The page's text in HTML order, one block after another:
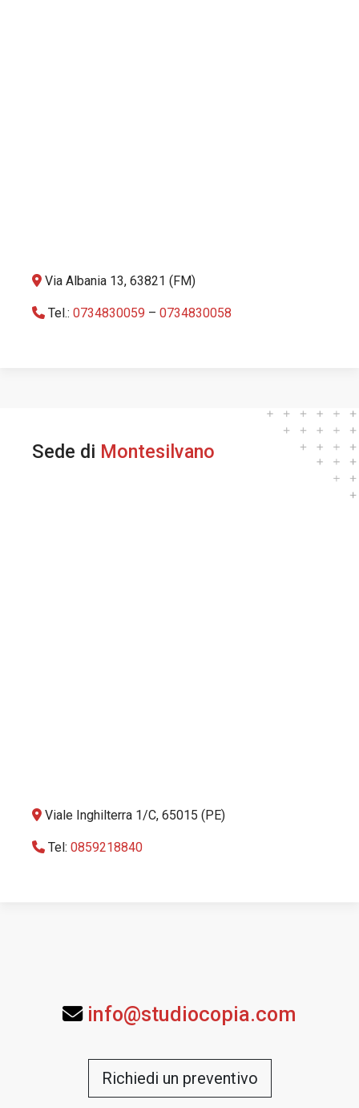
Via Albania 13, 63821 (FM)
Tel.: 0734830059 – 0734830058
Sede di Montesilvano
Viale Inghilterra 1/C, 65015 (PE)
Tel: 0859218840
info@studiocopia.com
Richiedi un preventivo